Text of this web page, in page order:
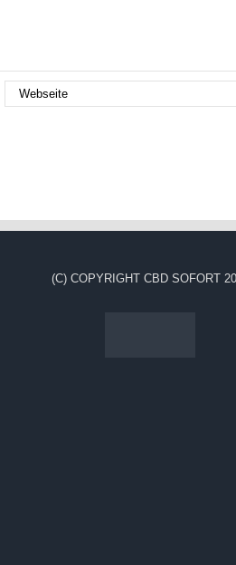
(C) COPYRIGHT CBD SOFORT